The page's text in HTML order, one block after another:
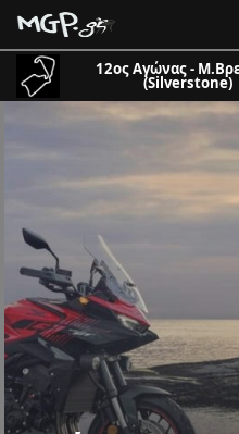
12ος Αγώνας -
(Silverstone)